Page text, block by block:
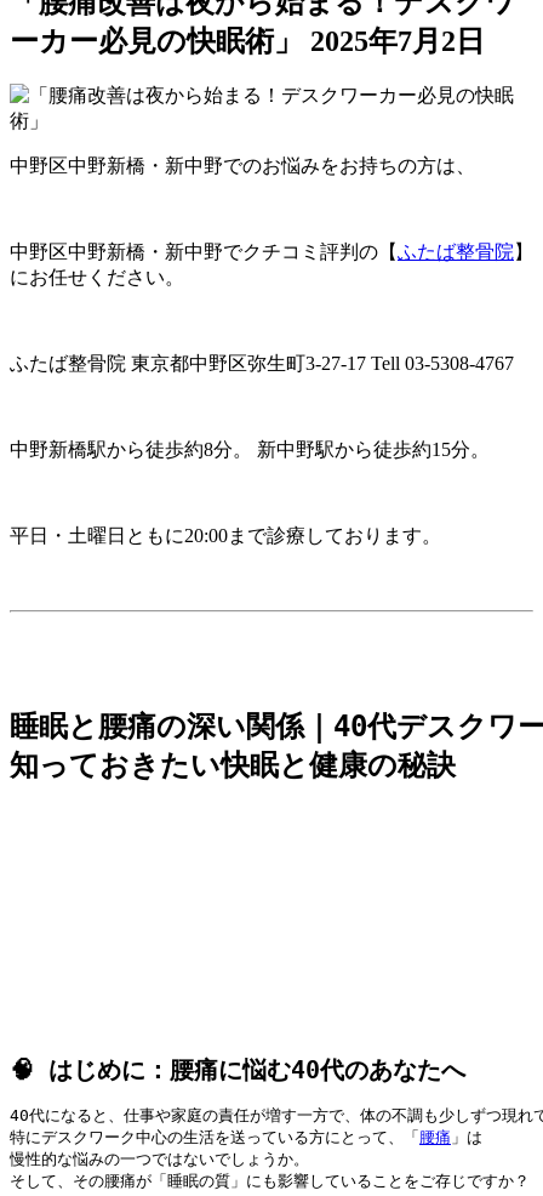
ーカー必見の快眠術」
2025年7月2日
中野区中野新橋・新中野でのお悩みをお持ちの方は、
中野区中野新橋・新中野でクチコミ評判の【ふたば整骨院】
にお任せください。
ふたば整骨院 東京都中野区弥生町3-27-17 Tell 03-5308-4767
中野新橋駅から徒歩約8分。 新中野駅から徒歩約15分。
平日・土曜日ともに20:00まで診療しております。
睡眠と腰痛の深い関係｜40代デスクワ
🧠 はじめに：腰痛に悩む40代のあなたへ
40代になると、仕事や家庭の責任が増す一方で、体の不調も少しずつ現れ
特にデスクワーク中心の生活を送っている方にとって、「 腰痛 」は
慢性的な悩みの一つではないでしょうか。
そして、その腰痛が「睡眠の質」にも影響していることをご存じですか？